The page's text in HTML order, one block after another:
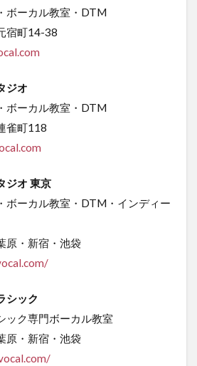
ボーカル教室・DTM
宿町14-38
ジオ
ボーカル教室・DTM
雀町118
ジオ 東京
ボーカル教室・DTM・インディー
原・新宿・池袋
シック
ック専門ボーカル教室
原・新宿・池袋